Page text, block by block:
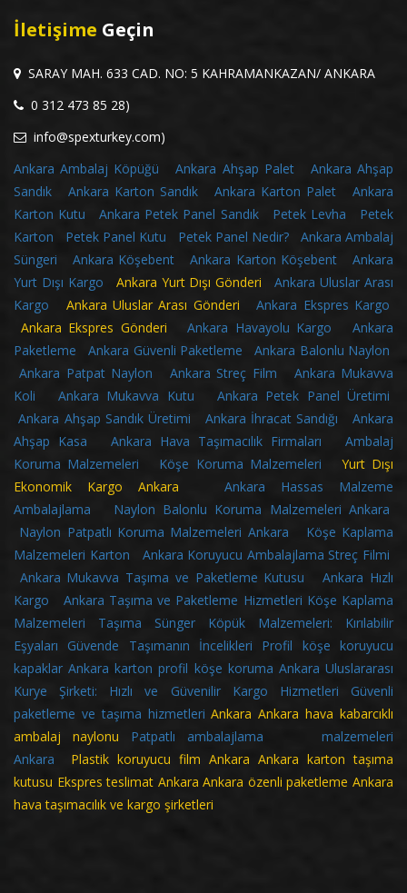
İletişime Geçin
SARAY MAH. 633 CAD. NO: 5 KAHRAMANKAZAN/ ANKARA
0 312 473 85 28)
info@spexturkey.com)
Ankara Ambalaj Köpüğü
Ankara Ahşap Palet
Ankara Ahşap
Sandık
Ankara Karton Sandık Ankara Karton Palet
Ankara
Karton Kutu
Ankara Petek Panel Sandık Petek Levha
Petek
Karton
Petek Panel Kutu Petek Panel Nedir?
Ankara Ambalaj
Süngeri
Ankara Köşebent Ankara Karton Köşebent
Ankara
Yurt Dışı Kargo Ankara Yurt Dışı GönderiAnkara Uluslar Arası
Kargo Ankara Uluslar Arası GönderiAnkara Ekspres Kargo
Ankara Ekspres Gönderi
Ankara Havayolu Kargo
Ankara
Paketleme
Ankara Güvenli Paketleme
Ankara Balonlu Naylon
Ankara Patpat Naylon
Ankara Streç Film
Ankara Mukavva
Koli
Ankara Mukavva Kutu
Ankara Petek Panel Üretimi
Ankara Ahşap Sandık Üretimi
Ankara İhracat Sandığı
Ankara
Ahşap Kasa
Ankara Hava Taşımacılık Firmaları
Ambalaj
Koruma Malzemeleri
Köşe Koruma Malzemeleri Yurt Dışı
Ekonomik Kargo AnkaraAnkara Hassas Malzeme
Ambalajlama
Naylon Balonlu Koruma Malzemeleri Ankara
Naylon Patpatlı Koruma Malzemeleri Ankara
Köşe Kaplama
Malzemeleri Karton
Ankara Koruyucu Ambalajlama Streç Filmi
Ankara Mukavva Taşıma ve Paketleme Kutusu
Ankara Hızlı
Kargo
Ankara Taşıma ve Paketleme Hizmetleri Köşe Kaplama
Malzemeleri
Taşıma Sünger Köpük Malzemeleri: Kırılabilir
Eşyaları Güvende Taşımanın İncelikleri
Profil köşe koruyucu
kapaklar Ankara karton profil köşe koruma Ankara Uluslararası
Kurye Şirketi: Hızlı ve Güvenilir Kargo Hizmetleri
Güvenli
paketleme ve taşıma hizmetleriAnkara Ankara hava kabarcıklı
ambalaj naylonu Patpatlı ambalajlama malzemeleri
Ankara Plastik koruyucu film Ankara Ankara karton taşıma
kutusu Ekspres teslimat Ankara Ankara özenli paketleme Ankara
hava taşımacılık ve kargo şirketleri